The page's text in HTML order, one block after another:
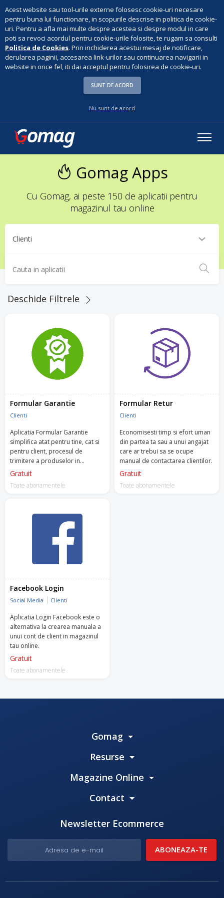
Acest website sau tool-urile externe folosesc cookie-uri necesare
pentru buna lui functionare, in scopurile descrise in politica de cookie-
uri. Pentru a afla mai multe despre acestea si despre modul in care
poti sa revoci acordul pentru cookie-urile folosite, te rugam sa consulti
Politica de Cookies. Prin inchiderea acestui mesaj de notificare,
derularea paginii, accesarea link-urilor sau continuarea navigarii in
website in orice fel, iti dai acceptul pentru folosirea de cookie-uri.
SUNT DE ACORD
Nu sunt de acord
Gomag Apps
Cu Gomag, ai peste 150 de aplicatii pentru
magazinul tau online
Deschide Filtrele
Formular Garantie
Clienti
Aplicatia Formular Garantie
simplifica atat pentru tine, cat si
pentru client, procesul de
trimitere a produselor in
garantie.
Gratuit
Toate abonamentele
Formular Retur
Clienti
Economisesti timp si efort uman
din partea ta sau a unui angajat
care ar trebui sa se ocupe
manual de contactarea clientilor.
Gratuit
Toate abonamentele
Facebook Login
Social Media Clienti
Aplicatia Login Facebook este o
alternativa la crearea manuala a
unui cont de client in magazinul
tau online.
Gratuit
Toate abonamentele
Gomag
Resurse
Magazine Online
Contact
Newsletter Ecommerce